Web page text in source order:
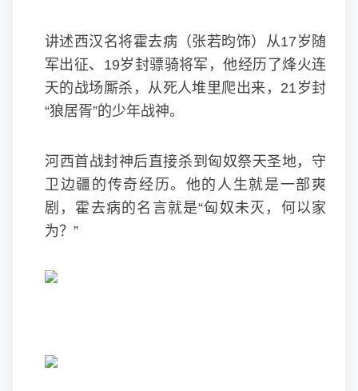
讲述西汉名将霍去病（张若昀饰）从17岁随
军出征、19岁封骠骑将军，他经历了烽火连
天的战场厮杀，从死人堆里爬出来，21岁封
“狼居胥”的少年战神。
河西首战封神后直接杀到匈奴祭天圣地，守
卫边疆的传奇经历。他的人生就是一部爽
剧，霍去病的名言就是“匈奴未灭，何以家
为？”